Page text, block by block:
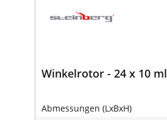
Winkelrotor - 24 x 10 ml
Abmessungen (LxBxH)